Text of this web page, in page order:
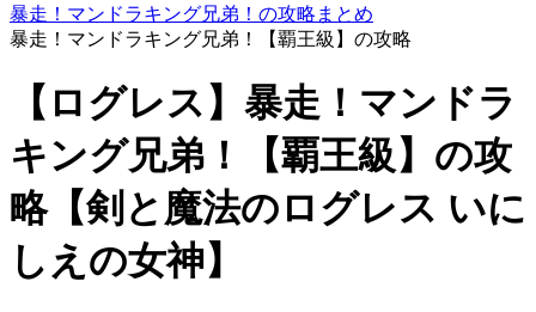
暴走！マンドラキング兄弟！の攻略まとめ
暴走！マンドラキング兄弟！【覇王級】の攻略
【ログレス】暴走！マンドラ
キング兄弟！【覇王級】の攻
略【剣と魔法のログレス いに
しえの女神】